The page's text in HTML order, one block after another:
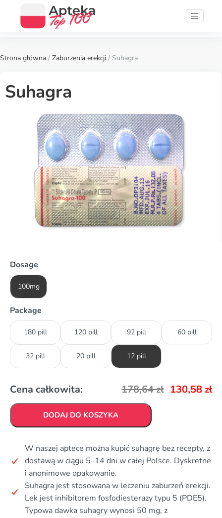
Strona główna / Zaburzenia erekcji / Suhagra
Suhagra
Dosage
100mg
Package
180 pill 120 pill 92 pill 60 pill
32 pill 20 pill 12 pill
Cena całkowita: 178,64zł 130,58 zł
DODAJ DO KOSZYKA
W naszej aptece można kupić suhagrę bez recepty, z
dostawą w ciągu 5–14 dni w całej Polsce. Dyskretne
i anonimowe opakowanie.
Suhagra jest stosowana w leczeniu zaburzeń erekcji.
Lek jest inhibitorem fosfodiesterazy typu 5 (PDE5).
Typowa dawka suhagry wynosi 50 mg, z